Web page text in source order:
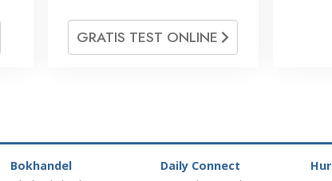
GRATIS TEST ONLINE
Bokhandel Daily Connect